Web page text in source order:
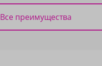
Все преимущества